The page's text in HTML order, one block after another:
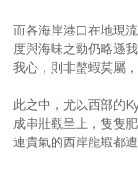
而各海岸港口在地現
度與海味之勁仍略遜
我心，則非螯蝦莫屬
此之中，尤以西部的
成串壯觀呈上，隻隻
連貴氣的西岸龍蝦都